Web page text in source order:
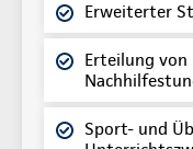
Erweiterter
Erteilung
Sport- und